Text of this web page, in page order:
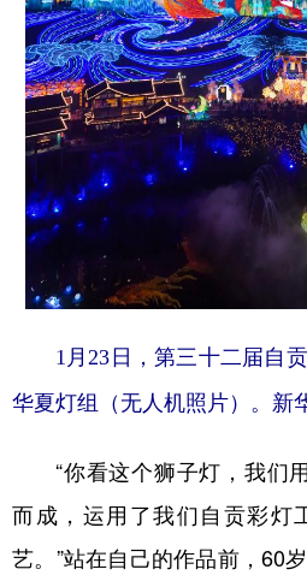
1月23日，第三十二届自
华夏灯组（无人机照片）。新
“你看这个狮子灯，我们
而成，运用了我们自贡彩灯
艺。”站在自己的作品前，60